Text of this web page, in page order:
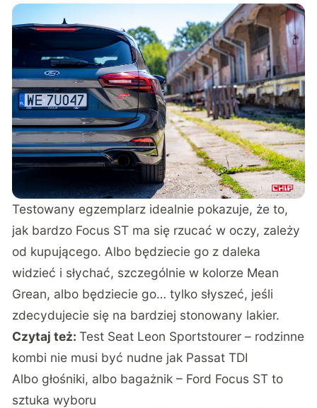
Testowany egzemplarz idealnie pokazuje, że to,
jak bardzo Focus ST ma się rzucać w oczy, zależy
od kupującego. Albo będziecie go z daleka
widzieć i słychać, szczególnie w kolorze Mean
Grean, albo będziecie go… tylko słyszeć, jeśli
zdecydujecie się na bardziej stonowany lakier.
Czytaj też:Test Seat Leon Sportstourer – rodzinne
kombi nie musi być nudne jak Passat TDI
Albo głośniki, albo bagażnik – Ford Focus ST to
sztuka wyboru